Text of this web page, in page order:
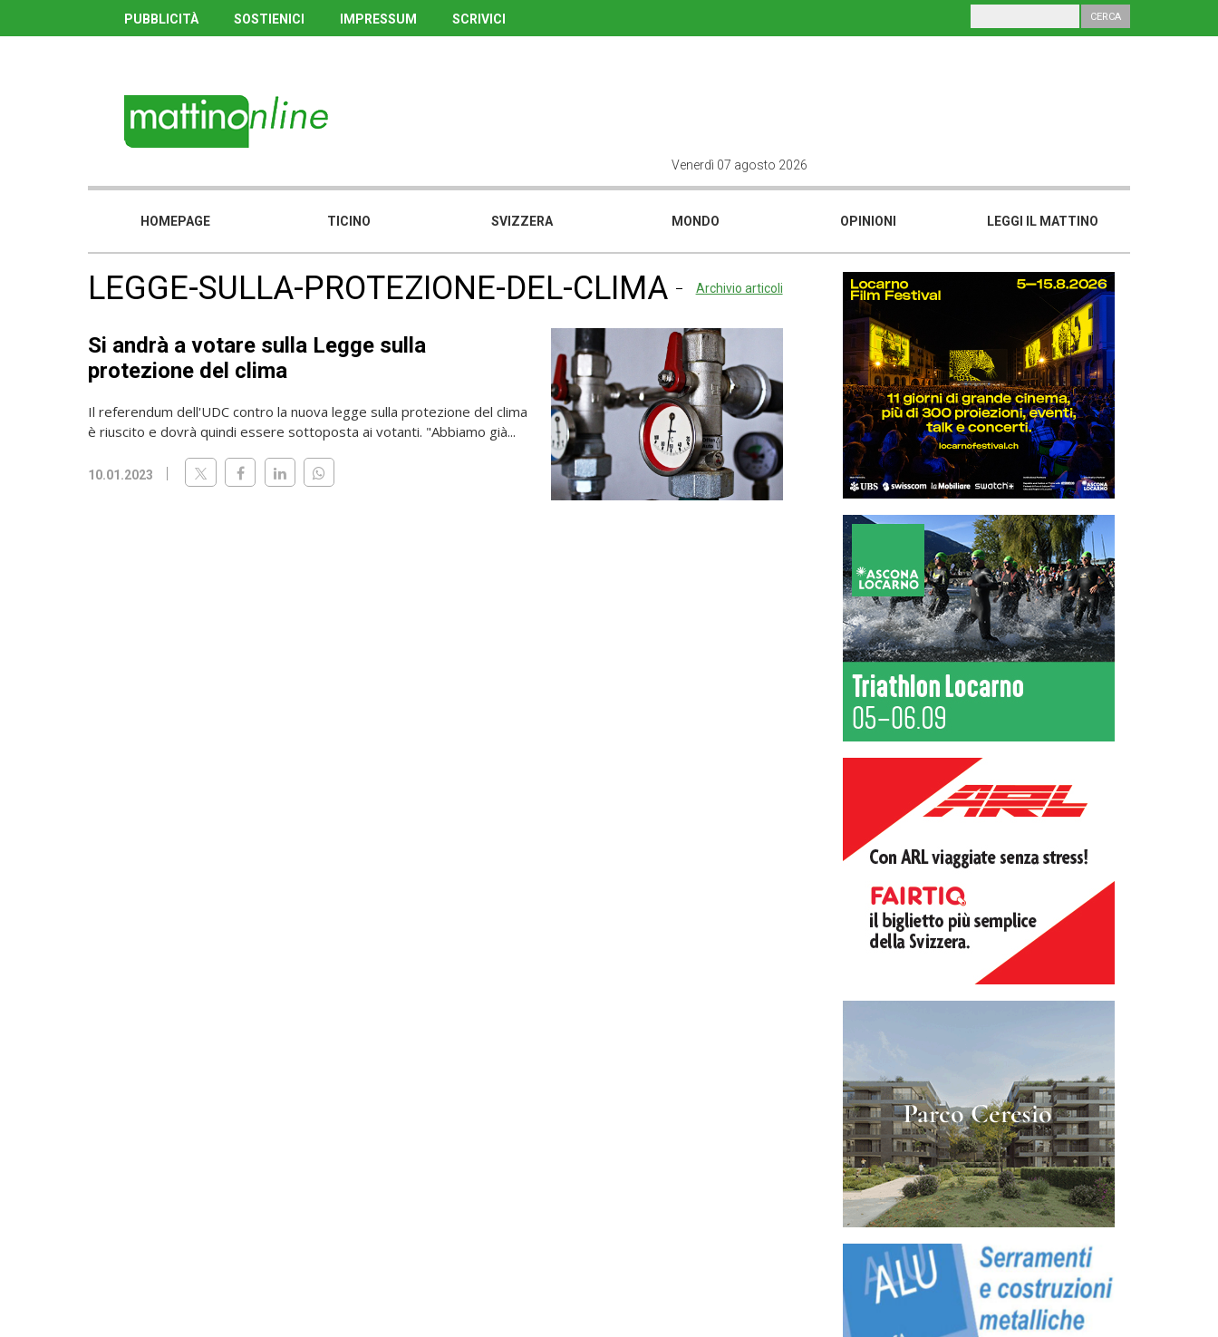
PUBBLICITÀ SOSTIENICI IMPRESSUM SCRIVICI
Venerdì 07 agosto 2026
HOMEPAGE TICINO SVIZZERA MONDO OPINIONI LEGGI IL MATTINO
LEGGE-SULLA-PROTEZIONE-DEL-CLIMA Archivio articoli
Si andrà a votare sulla Legge sulla
protezione del clima
Il referendum dell'UDC contro la nuova legge sulla protezione del clima
è riuscito e dovrà quindi essere sottoposta ai votanti. "Abbiamo già...
10.01.2023